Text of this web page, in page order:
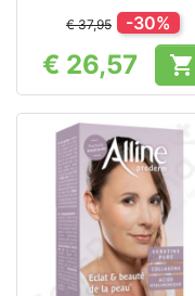
€ 37,95 -30%
Prijs
€ 26,57 